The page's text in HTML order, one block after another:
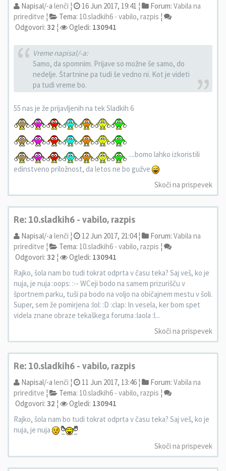
Napisal/-a lenči ¦ 16 Jun 2017, 19:41 ¦ Forum: Vabila na
prireditve ¦ Tema: 10.sladkih6 - vabilo, razpis ¦
Odgovori: 32 ¦ Ogledi: 130941
Vreme napisal/-a:
Samo, da spomnim. Prijave so možne še samo, do
nedelje. Štartnine pa tudi še vedno ni. Kot je videti
pa tudi vreme bo.
55 nas je že prijavljenih na tek Sladkih 6
....bomo lahko izkoristili
edinstveno priložnost, da letos ne bo gužve
Skoči na prispevek
Re: 10.sladkih6 - vabilo, razpis
Napisal/-a lenči ¦ 12 Jun 2017, 21:04 ¦ Forum: Vabila na
prireditve ¦ Tema: 10.sladkih6 - vabilo, razpis ¦
Odgovori: 32 ¦ Ogledi: 130941
Rajko, šola nam bo tudi tokrat odprta v času teka? Saj veš, ko je
nuja, je nuja :oops: :-- WCeji bodo na samem prizurišču v
športnem parku, tuši pa bodo na voljo na običajnem mestu v šoli.
Super, sem že pomirjena :lol: :D :clap: In vesela, ker bom spet
videla znane obraze tekaškega foruma :laola :l...
Skoči na prispevek
Re: 10.sladkih6 - vabilo, razpis
Napisal/-a lenči ¦ 11 Jun 2017, 13:46 ¦ Forum: Vabila na
prireditve ¦ Tema: 10.sladkih6 - vabilo, razpis ¦
Odgovori: 32 ¦ Ogledi: 130941
Rajko, šola nam bo tudi tokrat odprta v času teka? Saj veš, ko je
nuja, je nuja
Skoči na prispevek